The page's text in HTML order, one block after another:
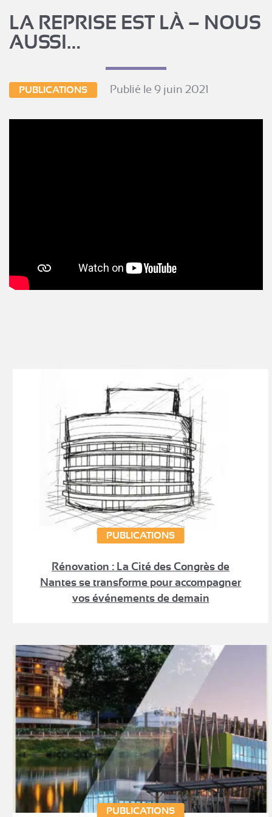
LA REPRISE EST LÀ – NOUS
AUSSI…
PUBLICATIONS Publié le 9 juin 2021
PUBLICATIONS
Rénovation : La Cité des Congrès de
Nantes se transforme pour accompagner
vos événements de demain
PUBLICATIONS